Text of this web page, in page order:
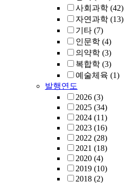
사회과학 (42)
자연과학 (13)
기타 (7)
인문학 (4)
의약학 (3)
복합학 (3)
예술체육 (1)
발행연도
2026 (3)
2025 (34)
2024 (11)
2023 (16)
2022 (28)
2021 (18)
2020 (4)
2019 (10)
2018 (2)